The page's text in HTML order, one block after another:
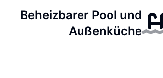
Beheizbarer Pool und
Außenküche